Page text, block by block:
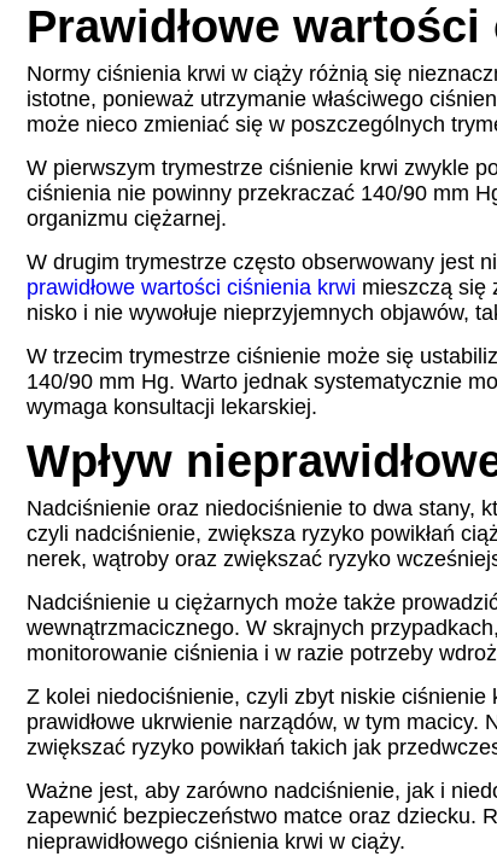
Prawidłowe
Normy ciśnienia krwi w ciąży różnią się
istotne, ponieważ utrzymanie właściwego
może nieco zmieniać się w poszczególnych
W pierwszym trymestrze ciśnienie krwi zwykle
ciśnienia nie powinny przekraczać 140/90 mm
organizmu ciężarnej.
W drugim trymestrze często obserwowany jest
prawidłowe wartości ciśnienia krwi mieszczą się
nisko i nie wywołuje nieprzyjemnych objawów,
W trzecim trymestrze ciśnienie może się
140/90 mm Hg. Warto jednak systematycznie
wymaga konsultacji lekarskiej.
Wpływ
Nadciśnienie oraz niedociśnienie to dwa stany,
czyli nadciśnienie, zwiększa ryzyko powikłań
nerek, wątroby oraz zwiększać ryzyko
Nadciśnienie u ciężarnych może także
wewnątrzmacicznego. W skrajnych
monitorowanie ciśnienia i w razie potrzeby
Z kolei niedociśnienie, czyli zbyt niskie ciśnienie
prawidłowe ukrwienie narządów, w tym macicy.
zwiększać ryzyko powikłań takich jak
Ważne jest, aby zarówno nadciśnienie, jak i
zapewnić bezpieczeństwo matce oraz dziecku.
nieprawidłowego ciśnienia krwi w ciąży.